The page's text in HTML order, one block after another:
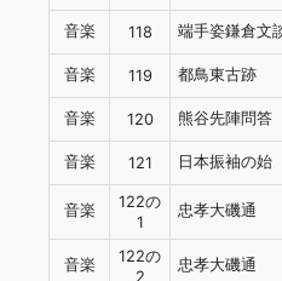
音楽 118 端手姿鎌倉文
音楽 119 都鳥東古跡
音楽 120 熊谷先陣問答
音楽 121 日本振袖の始
音楽
122の
1
忠孝大磯通
音楽
122の
2
忠孝大磯通